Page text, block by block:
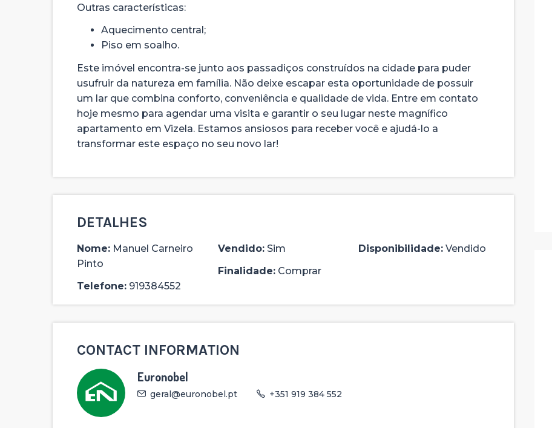
Outras características:
Aquecimento central;
Piso em soalho.
Este imóvel encontra-se junto aos passadiços construídos na cidade para puder
usufruir da natureza em família. Não deixe escapar esta oportunidade de possuir
um lar que combina conforto, conveniência e qualidade de vida. Entre em contato
hoje mesmo para agendar uma visita e garantir o seu lugar neste magnífico
apartamento em Vizela. Estamos ansiosos para receber você e ajudá-lo a
transformar este espaço no seu novo lar!
DETALHES
Nome: Manuel Carneiro
Pinto
Telefone: 919384552
Vendido:Sim
Finalidade:Comprar
Disponibilidade: Vendido
CONTACT INFORMATION
Euronobel
geral@euronobel.pt +351 919 384 552
282,500 €
COMPRAR
327,500 €